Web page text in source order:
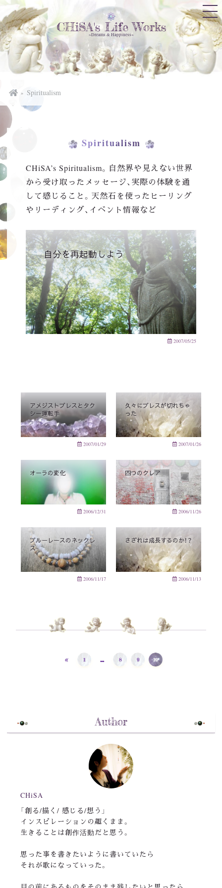
CHiSA's Life Works
~Dreams & Happiness~
Spiritualism
Spiritualism
CHiSA’s Spiritualism。自然界や見えない世界
から受け取ったメッセージ、実際の体験を通
して感じること。天然石を使ったヒーリング
やリーディング、イベント情報など
自分を再起動しよう
2007/05/25
アメジストブレスとタク
シー運転手
2007/01/29
久々にブレスが切れちゃ
った
2007/01/26
オーラの変化
2006/12/31
四つのクレア
2006/11/26
ブルーレースのネックレ
ス
2006/11/17
さざれは成長するのか！？
2006/11/13
« 1 … 8 9 10
Author
CHiSA
「創る/描く/ 感じる/想う」
インスピレーションの趣くまま。
生きることは創作活動だと思う。
思った事を書きたいように書いていたら
それが歌になっていった。